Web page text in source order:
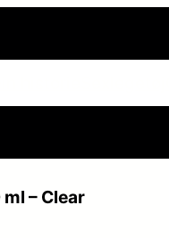
– Clear